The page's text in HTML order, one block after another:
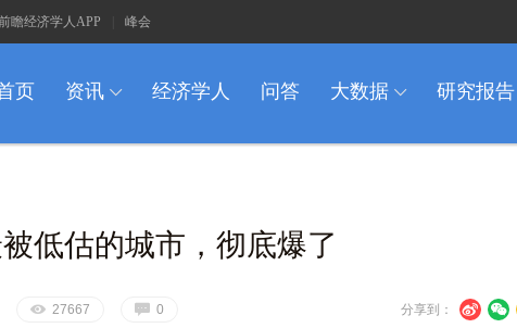
瞻经济学人APP 峰会
页 资讯 I 经济学人 问答 大数据 I 研究报告
低估的城市，彻底爆了
U V
分享到：
E 27667 G 0